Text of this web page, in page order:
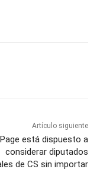
Artículo siguiente
Page está dispuesto a
considerar diputados
de CS sin importar